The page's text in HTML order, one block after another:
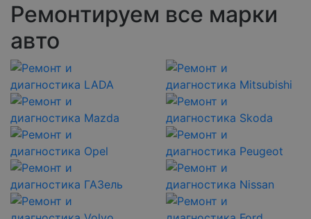
Ремонтируем все марки
авто